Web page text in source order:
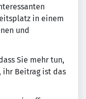
in einem
und
Sie mehr tun,
ihr Beitrag ist das